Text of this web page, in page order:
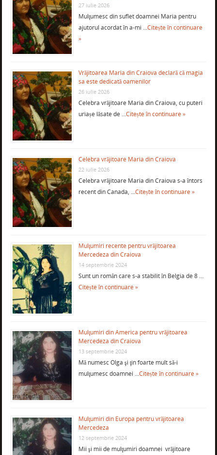
27 iulie 2026
Mulţumesc din suflet doamnei Maria pentru
ajutorul acordat în a-mi …Citește în continuare
»
Vrăjitoarea Maria din Craiova declară că magia
sa este dedicată oamenilor
26 iulie 2026
Celebra vrăjitoare Maria din Craiova, cu puteri
uriașe lăsate de …Citește în continuare »
Celebra vrăjitoare Maria din Craiova
22 iulie 2026
Celebra vrăjitoare Maria din Craiova s-a întors
recent din Canada, …Citește în continuare »
Mulţumiri recente pentru vrăjitoarea
Mercedeza din Craiova
14 septembrie 2024
Sunt un român care s-a stabilit în Belgia de 8 …
Citește în continuare »
Mulţumiri din America pentru vrăjitoarea
Mercedeza din Craiova
13 septembrie 2024
Mă numesc Olga şi ţin foarte mult să-i
mulţumesc doamnei …Citește în continuare »
Mulţumiri din Europa pentru vrăjitoarea
Mercedeza
12 septembrie 2024
Mii şi mii de mulţumiri doamnei vrăjitoare